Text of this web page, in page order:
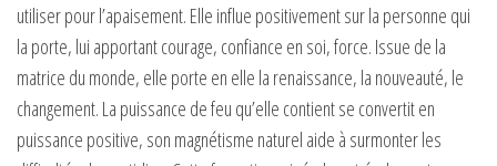
utiliser pour l’apaisement. Elle influe positivement sur la personne qui
la porte, lui apportant courage, confiance en soi, force. Issue de la
matrice du monde, elle porte en elle la renaissance, la nouveauté, le
changement. La puissance de feu qu’elle contient se convertit en
puissance positive, son magnétisme naturel aide à surmonter les